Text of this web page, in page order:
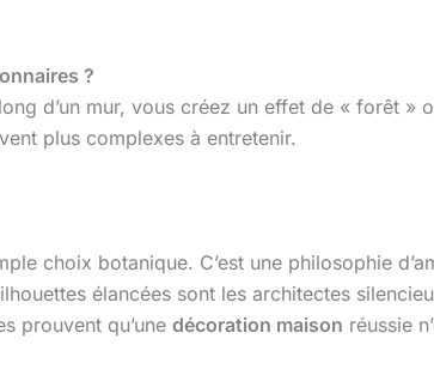
?
d’un mur, vous créez un effet de « forêt »
plus complexes à entretenir.
choix botanique. C’est une philosophie
élancées sont les architectes
prouvent qu’une décoration maison réussie